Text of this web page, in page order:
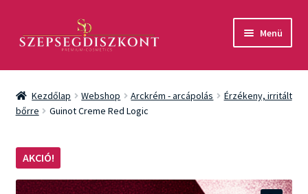
aa
Menü
Akció
Csomagok
Testápolás
Kezdőlap Webshop Arckrém - arcápolás
Érzékeny, irritált
bőrre
Guinot Creme Red Logic
AKCIÓ!